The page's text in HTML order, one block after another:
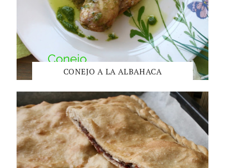
CONEJO A LA ALBAHACA